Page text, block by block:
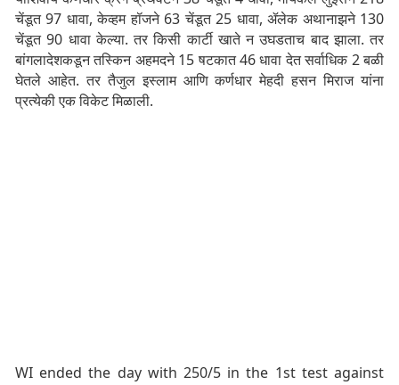
चेंडूत 97 धावा, केव्हम हॉजने 63 चेंडूत 25 धावा, ॲलेक अथानाझने 130
चेंडूत 90 धावा केल्या. तर किसी कार्टी खाते न उघडताच बाद झाला. तर
बांगलादेशकडून तस्किन अहमदने 15 षटकात 46 धावा देत सर्वाधिक 2 बळी
घेतले आहेत. तर तैजुल इस्लाम आणि कर्णधार मेहदी हसन मिराज यांना
प्रत्येकी एक विकेट मिळाली.
WI ended the day with 250/5 in the 1st test against